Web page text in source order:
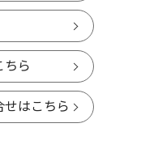
ちら
せはこちら